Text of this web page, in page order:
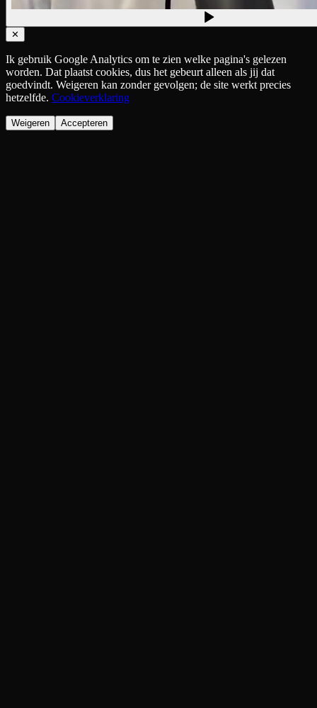
✕
Ik gebruik Google Analytics om te zien welke pagina's gelezen
worden. Dat plaatst cookies, dus het gebeurt alleen als jij dat
goedvindt. Weigeren kan zonder gevolgen; de site werkt precies
hetzelfde. Cookieverklaring
Weigeren Accepteren